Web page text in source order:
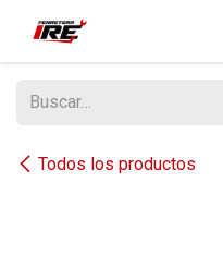
Todos los productos